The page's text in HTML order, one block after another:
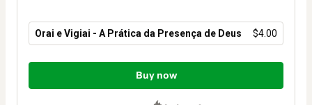
Orai e Vigiai - A Prática da Presença de Deus $4.00
Total
$4.00
Buy now